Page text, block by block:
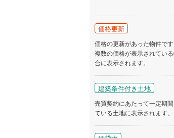
価格更新
価格の更新があった物件です
複数の価格が表示されてい
合に表示されます。
建築条件付き土地
売買契約にあたって一定期
ている土地に表示されます。